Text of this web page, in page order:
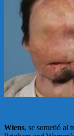
Wiens, se sometió al